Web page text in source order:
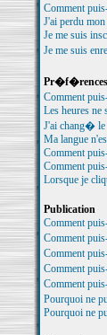
Comment
J'ai perdu
Je me suis
Je me suis
Pr�f�rences
Comment
Les heures ne
J'ai chang� le
Ma langue
Comment
Comment
Lorsque je
Publication
Comment
Comment
Comment
Comment
Comment
Pourquoi ne
Pourquoi ne